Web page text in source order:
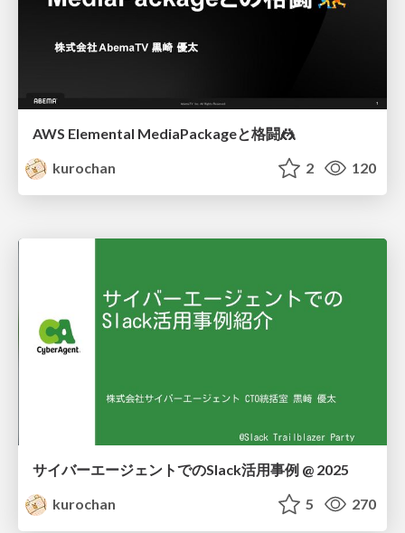
AWS Elemental MediaPackageと格闘🤼
kurochan
2 120
サイバーエージェントでのSlack活用事例 @ 2025
kurochan
5 270